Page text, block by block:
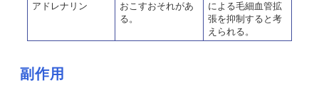
アドレナリン
おこすおそれがあ
る。
による毛細血管拡
張を抑制すると考
えられる。
副作用